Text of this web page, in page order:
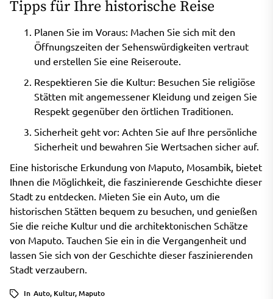
Tipps für Ihre historische Reise
Planen Sie im Voraus: Machen Sie sich mit den
Öffnungszeiten der Sehenswürdigkeiten vertraut
und erstellen Sie eine Reiseroute.
Respektieren Sie die Kultur: Besuchen Sie religiöse
Stätten mit angemessener Kleidung und zeigen Sie
Respekt gegenüber den örtlichen Traditionen.
Sicherheit geht vor: Achten Sie auf Ihre persönliche
Sicherheit und bewahren Sie Wertsachen sicher auf.
Eine historische Erkundung von Maputo, Mosambik, bietet
Ihnen die Möglichkeit, die faszinierende Geschichte dieser
Stadt zu entdecken. Mieten Sie ein Auto, um die
historischen Stätten bequem zu besuchen, und genießen
Sie die reiche Kultur und die architektonischen Schätze
von Maputo. Tauchen Sie ein in die Vergangenheit und
lassen Sie sich von der Geschichte dieser faszinierenden
Stadt verzaubern.
In Auto, Kultur,Maputo